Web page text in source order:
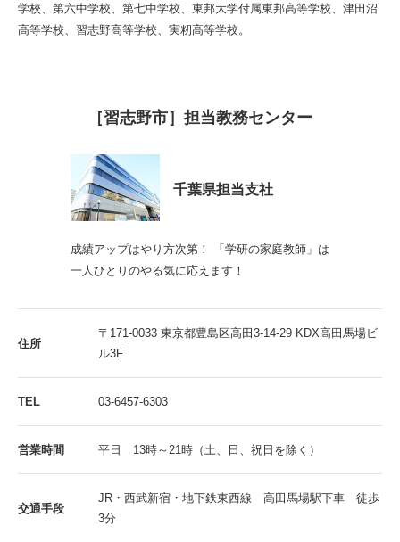
学校、第六中学校、第七中学校、東邦大学付属東邦高等学校、津田沼
高等学校、習志野高等学校、実籾高等学校。
［習志野市］担当教務センター
千葉県担当支社
成績アップはやり方次第！ 「学研の家庭教師」は
一人ひとりのやる気に応えます！
住所
〒171-0033 東京都豊島区高田3-14-29 KDX高田馬場ビ
ル3F
TEL 03-6457-6303
営業時間 平日 13時～21時（土、日、祝日を除く）
交通手段
JR・西武新宿・地下鉄東西線 高田馬場駅下車 徒歩
3分